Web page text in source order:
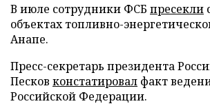
В июле сотрудники ФСБ пресекли
объектах топливно-
Анапе.
Пресс-секретарь президента
Песков констатировал факт
Российской Федерации.